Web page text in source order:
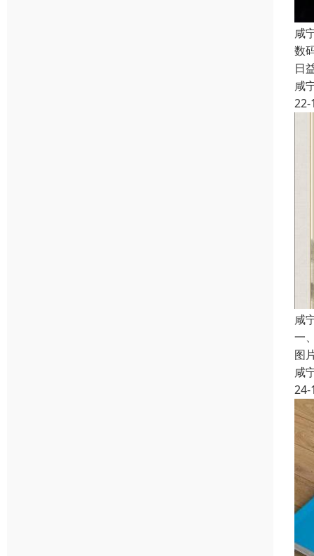
咸
数
日
咸
22-
咸
一
图
咸
24-